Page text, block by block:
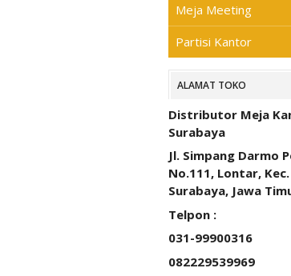
Meja Meeting
Partisi Kantor
ALAMAT TOKO
Distributor Meja
Surabaya
Jl. Simpang Darmo
No.111, Lontar,
Surabaya, Jawa
Telpon :
031-99900316
082229539969